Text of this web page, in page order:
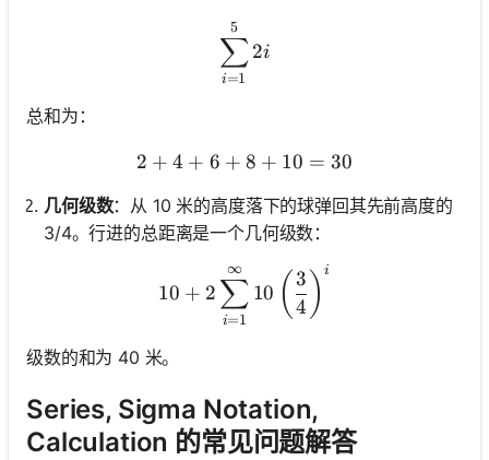
i=1
∑
5
2i
总和为：
2 + 4 + 6 + 8 + 10 = 30
2 + 4 + 6 + 8 + 10 = 30
几何级数：从 10 米的高度落下的球弹回其先前高度的
3/4。行进的总距离是一个几何级数：
10 + 2
10 + 2
i=1
∑
∞
10 ( 4
3 ) i
级数的和为 40 米。
Series, Sigma Notation,
Calculation 的常见问题解答